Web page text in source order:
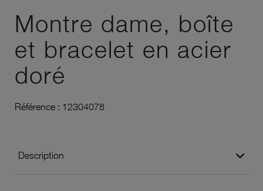
Montre dame, boîte
et bracelet en acier
doré
Référence : 12304078
Description